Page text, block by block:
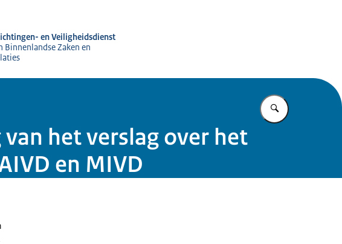
en Veiligheidsdienst
Binnenlandse Zaken en
Vul in wat u
het verslag over het
en MIVD